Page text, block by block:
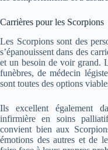
Carrières pour les Scorpions
Les Scorpions sont des
s’épanouissent dans des
et un besoin de voir grand.
funèbres, de médecin
sont toutes des options
Ils excellent également
infirmière en soins
convient bien aux
émotions des autres et de